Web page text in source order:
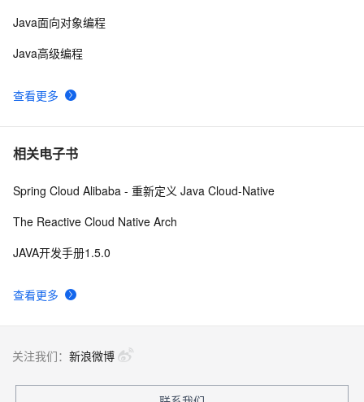
查看更多
Java面向对象编程
Java高级编程
相关电子书
查看更多
Spring Cloud Alibaba - 重新定义 Java Cloud-Native
The Reactive Cloud Native Arch
JAVA开发手册1.5.0
关注我们： 新浪微博